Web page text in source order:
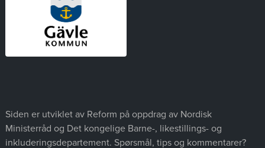
Siden er utviklet av Reform på oppdrag av Nordisk
Ministerråd og Det kongelige Barne-, likestillings- og
inkluderingsdepartement. Spørsmål, tips og kommentarer?